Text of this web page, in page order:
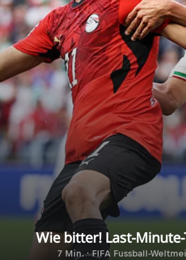
Wie bitter! Last-
7 Min. · FIFA Fussball-